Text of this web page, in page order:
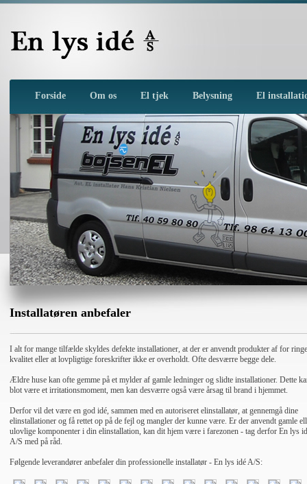
Installatøren anbefaler
I alt for mange tilfælde skyldes defekte installationer, at der er anvendt produkter af for ringe
kvalitet eller at lovpligtige foreskrifter ikke er overholdt. Ofte desværre begge dele.
Ældre huse kan ofte gemme på et mylder af gamle ledninger og slidte installationer. Dette
blot være et irritationsmoment, men kan desværre også være årsag til brand i hjemmet.
Derfor vil det være en god idé, sammen med en autoriseret elinstallatør, at gennemgå dine
elinstallationer og få rettet op på de fejl og mangler der kunne være. Er der anvendt gamle
ulovlige komponenter i din elinstallation, kan dit hjem være i farezonen - tag derfor En lys
A/S med på råd.
Følgende leverandører anbefaler din professionelle installatør - En lys idé A/S:
Forside Om os El tjek Belysning El